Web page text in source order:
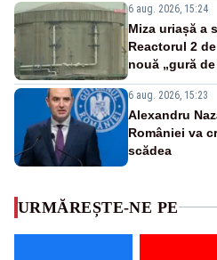
6 aug. 2026, 15:24
Miza uriașă a
Reactorul 2
nouă „gură
6 aug. 2026, 15:23
Alexandru
României va
scădea
URMĂREȘTE-NE PE